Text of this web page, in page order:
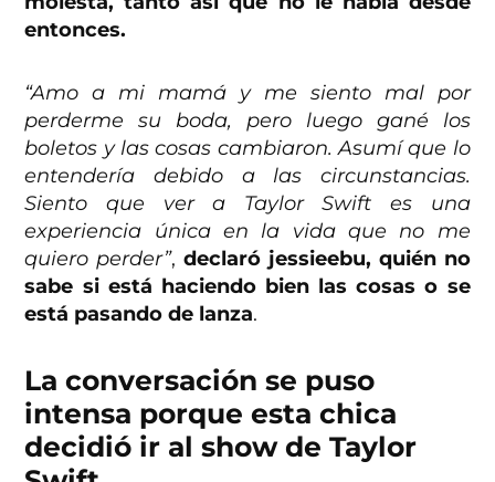
entonces.
“Amo a mi mamá y me siento mal por
perderme su boda, pero luego gané los
boletos y las cosas cambiaron. Asumí que lo
entendería debido a las circunstancias.
Siento que ver a Taylor Swift es una
experiencia única en la vida que no me
quiero perder”,declaró jessieebu, quién no
sabe si está haciendo bien las cosas o se
está pasando de lanza.
La conversación se puso
intensa porque esta chica
decidió ir al show de Taylor